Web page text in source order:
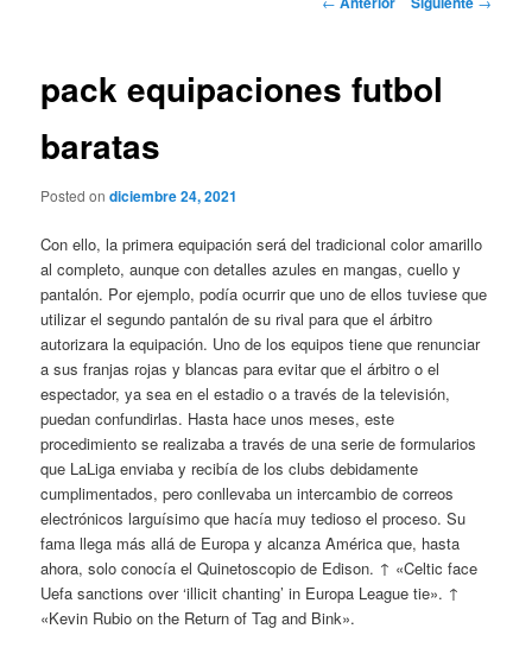
pack equipaciones futbol
baratas
Posted ondiciembre 24, 2021
Con ello, la primera equipación será del tradicional color amarillo
al completo, aunque con detalles azules en mangas, cuello y
pantalón. Por ejemplo, podía ocurrir que uno de ellos tuviese que
utilizar el segundo pantalón de su rival para que el árbitro
autorizara la equipación. Uno de los equipos tiene que renunciar
a sus franjas rojas y blancas para evitar que el árbitro o el
espectador, ya sea en el estadio o a través de la televisión,
puedan confundirlas. Hasta hace unos meses, este
procedimiento se realizaba a través de una serie de formularios
que LaLiga enviaba y recibía de los clubs debidamente
cumplimentados, pero conllevaba un intercambio de correos
electrónicos larguísimo que hacía muy tedioso el proceso. Su
fama llega más allá de Europa y alcanza América que, hasta
ahora, solo conocía el Quinetoscopio de Edison. ↑ «Celtic face
Uefa sanctions over ‘illicit chanting’ in Europa League tie». ↑
«Kevin Rubio on the Return of Tag and Bink».